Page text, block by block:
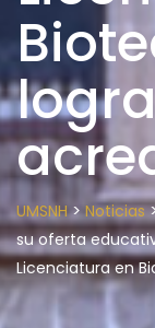
logra
UMSNH> Noticias
su oferta
Licenciatura en